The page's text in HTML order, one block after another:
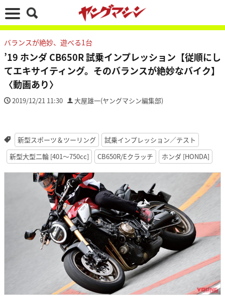
バランスが絶妙、遊べる1台
’19 ホンダ CB650R 試乗インプレッション【従順にし
てエキサイティング。そのバランスが絶妙なバイク】
〈動画あり〉
2019/12/21 11:30 大屋雄一(ヤングマシン編集部)
新型スポーツ＆ツーリング
試乗インプレッション／テスト
新型大型二輪 [401〜750cc]
CB650R/Eクラッチ ホンダ [HONDA]